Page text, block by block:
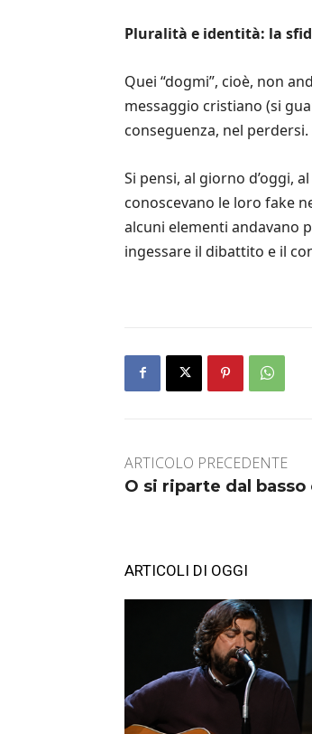
Pluralità e identità: la
Quei “dogmi”, cioè, non
messaggio cristiano (si
conseguenza, nel perdersi.
Si pensi, al giorno d’oggi,
conoscevano le loro fake
alcuni elementi andavano
ingessare il dibattito e il
ARTICOLO PRECEDENTE
O si riparte dal
ARTICOLI DI OGGI